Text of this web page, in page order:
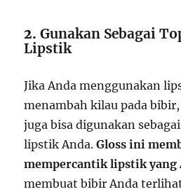
2.Gunakan Sebagai
Lipstik
Jika Anda menggunakan
menambah kilau pada
juga bisa digunakan
lipstik Anda.Gloss ini
mempercantik lipstik yang
membuat bibir Anda